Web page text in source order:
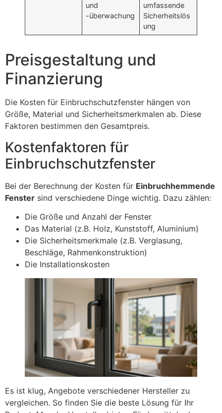
und
-überwachung
umfassende
Sicherheitslös
ung
Preisgestaltung und
Finanzierung
Die Kosten für Einbruchschutzfenster hängen von
Größe, Material und Sicherheitsmerkmalen ab. Diese
Faktoren bestimmen den Gesamtpreis.
Kostenfaktoren für
Einbruchschutzfenster
Bei der Berechnung der Kosten für Einbruchhemmende
Fenster sind verschiedene Dinge wichtig. Dazu zählen:
Die Größe und Anzahl der Fenster
Das Material (z.B. Holz, Kunststoff, Aluminium)
Die Sicherheitsmerkmale (z.B. Verglasung,
Beschläge, Rahmenkonstruktion)
Die Installationskosten
Es ist klug, Angebote verschiedener Hersteller zu
vergleichen. So finden Sie die beste Lösung für Ihr